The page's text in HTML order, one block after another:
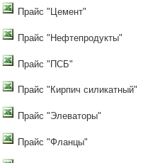
Прайс "Цемент"
Прайс "Нефтепродукты"
Прайс "ПСБ"
Прайс "Кирпич силикатный"
Прайс "Элеваторы"
Прайс "Фланцы"